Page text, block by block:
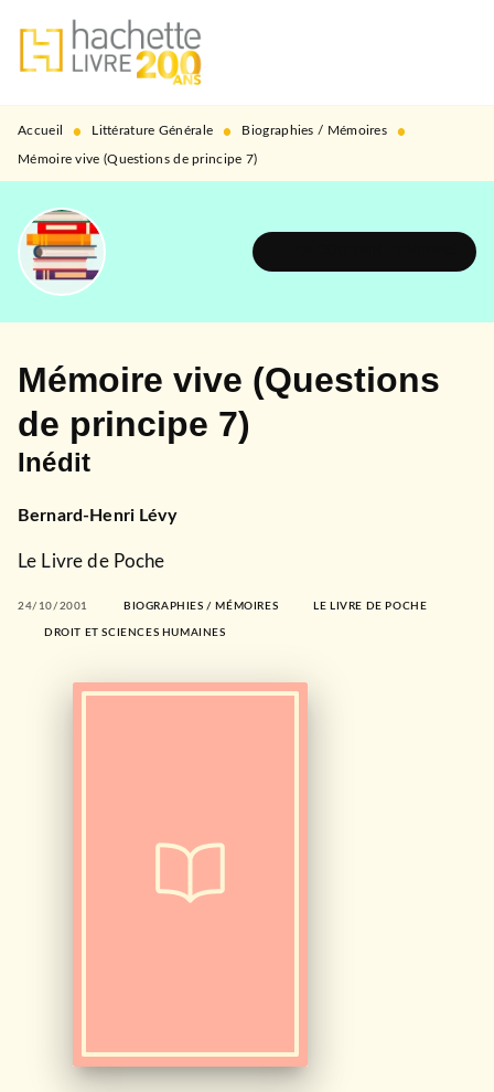
MENU RECHERCHE
PIED DE PAGE
Accueil • Littérature Générale • Biographies / Mémoires •
Mémoire vive (Questions de principe 7)
Mémoire vive (Questions
de principe 7)
Inédit
Bernard-Henri Lévy
Le Livre de Poche
24/10/2001 BIOGRAPHIES / MÉMOIRES LE LIVRE DE POCHE
DROIT ET SCIENCES HUMAINES